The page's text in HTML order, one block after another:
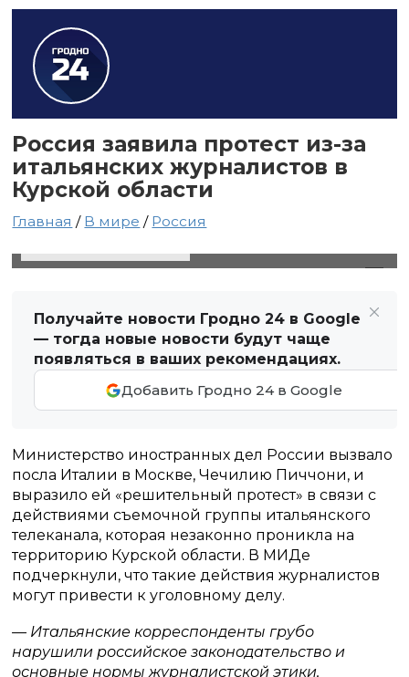
Россия заявила протест из-за
итальянских журналистов в
Курской области
Главная / В мире / Россия
Получайте новости Гродно 24 в Google
— тогда новые новости будут чаще
появляться в ваших рекомендациях.
Добавить Гродно 24 в Google
Министерство иностранных дел России вызвало
посла Италии в Москве, Чечилию Пиччони, и
выразило ей «решительный протест» в связи с
действиями съемочной группы итальянского
телеканала, которая незаконно проникла на
территорию Курской области. В МИДе
подчеркнули, что такие действия журналистов
могут привести к уголовному делу.
— Итальянские корреспонденты грубо
нарушили российское законодательство и
основные нормы журналистской этики,